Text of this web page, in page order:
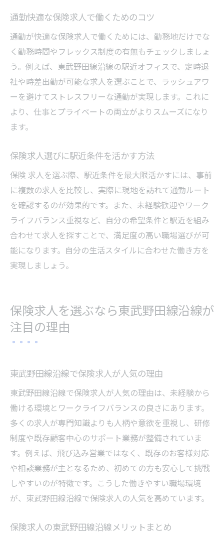
通勤快適な保険求人で働くためのコツ
通勤が快適な保険求人で働くためには、勤務地だけでな
く勤務時間やフレックス制度の有無もチェックしましょ
う。例えば、東武野田線沿線の駅近オフィスで、定時退
社や時差出勤が可能な求人を選ぶことで、ラッシュアワ
ーを避けてストレスフリーな通勤が実現します。これに
より、仕事とプライベートの両立がよりスムーズになり
ます。
保険求人選びに駅近条件を活かす方法
保険 求人を選ぶ際、駅近条件を最大限活かすには、事前
に複数の求人を比較し、実際に現地を訪れて通勤ルート
を確認するのが効果的です。また、未経験歓迎やワーク
ライフバランス重視など、自分の希望条件と駅近を組み
合わせて求人を探すことで、満足度の高い職場選びが可
能になります。自分の生活スタイルに合わせた働き方を
実現しましょう。
保険求人を選ぶなら東武野田線沿線が
注目の理由
東武野田線沿線で保険求人が人気の理由
東武野田線沿線で保険求人が人気の理由は、未経験から
働ける環境とワークライフバランスの良さにあります。
多くの求人が専門知識よりも人柄や意欲を重視し、研修
制度や既存顧客中心のサポート業務が整備されていま
す。例えば、飛び込み営業ではなく、既存のお客様対応
や相談業務が主となるため、初めての方も安心して挑戦
しやすいのが特徴です。こうした働きやすい職場環境
が、東武野田線沿線で保険求人の人気を高めています。
保険求人の東武野田線沿線メリットまとめ